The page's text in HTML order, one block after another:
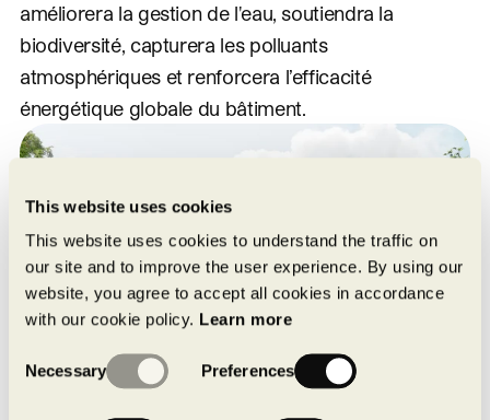
This website uses cookies
This website uses cookies to understand the traffic on
our site and to improve the user experience. By using our
website, you agree to accept all cookies in accordance
with our cookie policy. Learn more
Selection
Necessary Preferences
améliorera la gestion de l'eau, soutiendra la
biodiversité, capturera les polluants
atmosphériques et renforcera l’efficacité
énergétique globale du bâtiment.